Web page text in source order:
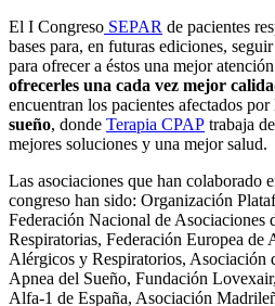
El I Congreso SEPAR de pacientes
bases para, en futuras ediciones,
para ofrecer a éstos una mejor
ofrecerles una cada vez mejor
encuentran los pacientes afectados por
sueño, donde Terapia CPAP trabaja
mejores soluciones y una mejor salud.
Las asociaciones que han colaborado
congreso han sido: Organización
Federación Nacional de Asociaciones
Respiratorias, Federación Europea de
Alérgicos y Respiratorios, Asociación
Apnea del Sueño, Fundación
Alfa-1 de España, Asociación